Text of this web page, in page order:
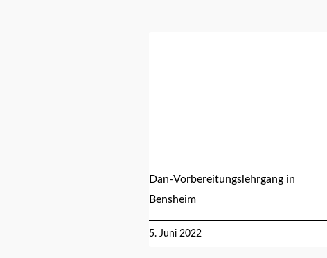
Dan-Vorbereitungslehrgang in
Bensheim
5. Juni 2022